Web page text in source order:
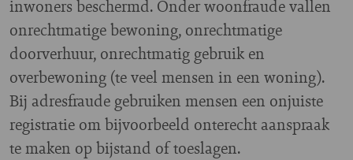
inwoners beschermd. Onder woonfraude vallen
onrechtmatige bewoning, onrechtmatige
doorverhuur, onrechtmatig gebruik en
overbewoning (te veel mensen in een woning).
Bij adresfraude gebruiken mensen een onjuiste
registratie om bijvoorbeeld onterecht aanspraak
te maken op bijstand of toeslagen.